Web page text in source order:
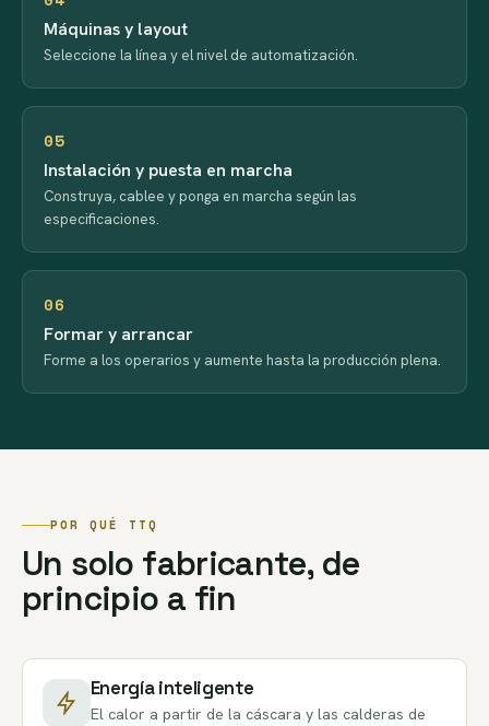
Máquinas y layout
Seleccione la línea y el nivel de automatización.
05
Instalación y puesta en marcha
Construya, cablee y ponga en marcha según las
especificaciones.
06
Formar y arrancar
Forme a los operarios y aumente hasta la producción plena.
POR QUÉ TTQ
Un solo fabricante, de
principio a fin
Energía inteligente
El calor a partir de la cáscara y las calderas de